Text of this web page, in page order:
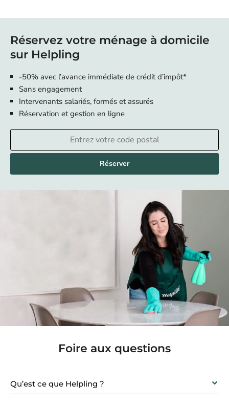
Réservez votre ménage à domicile
sur Helpling
-50% avec l’avance immédiate de crédit d’impôt*
Sans engagement
Intervenants salariés, formés et assurés
Réservation et gestion en ligne
Réserver
Foire aux questions
Qu’est ce que Helpling ?